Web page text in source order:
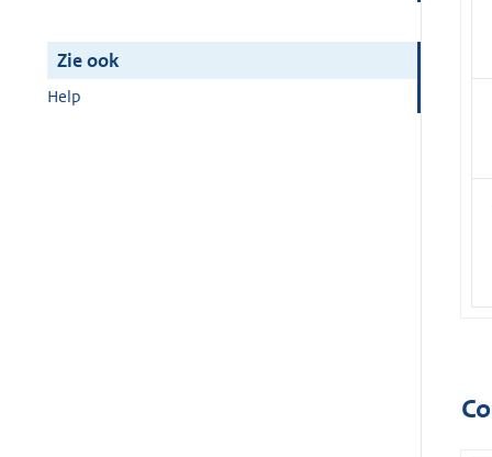
Zie ook
Help